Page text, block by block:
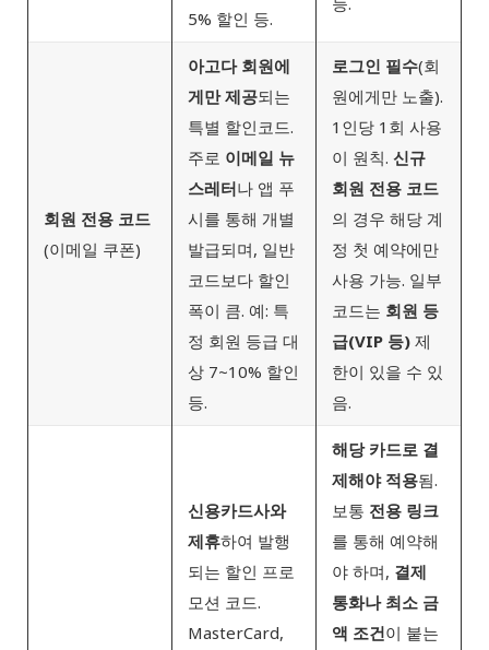
5% 할인 등.
회원 전용 코드
(이메일 쿠폰)
아고다 회원에
게만 제공되는
특별 할인코드.
주로 이메일 뉴
스레터나 앱 푸
시를 통해 개별
발급되며, 일반
코드보다 할인
폭이 큼. 예: 특
정 회원 등급 대
상 7~10% 할인
등.
로그인 필수(회
원에게만 노출).
1인당 1회 사용
이 원칙. 신규
회원 전용 코드
의 경우 해당 계
정 첫 예약에만
사용 가능. 일부
코드는 회원 등
급(VIP 등) 제
한이 있을 수 있
음.
신용카드사와
제휴하여 발행
되는 할인 프로
모션 코드.
MasterCard,
해당 카드로 결
제해야 적용됨.
보통 전용 링크
를 통해 예약해
야 하며, 결제
통화나 최소 금
액 조건이 붙는